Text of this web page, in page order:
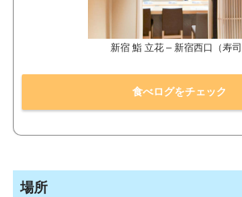
新宿 鮨 立花 – 新宿西口（寿司
食べログをチェック
場所